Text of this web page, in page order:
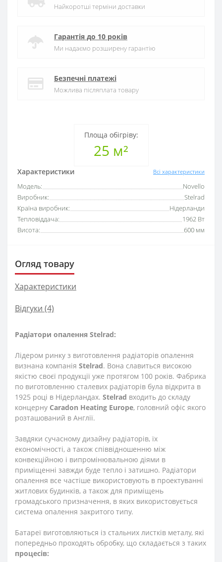
Площа обігріву:
25 м²
Характеристики Всі характеристики
Модель:
Novello
Виробник:
Stelrad
Країна виробник:
Нідерланди
Тепловіддача:
1962 Вт
Висота:
600 мм
Найкоротші терміни доставки
Гарантія до 10 років
Ми надаємо розширену гарантію
Безпечні платежі
Можлива післяплата товару
Огляд товару
Характеристики
Відгуки (4)
Радіатори опалення Stelrad:
Лідером ринку з виготовлення радіаторів опалення
визнана компанія Stelrad. Вона славиться високою
якістю своєї продукції уже протягом 100 років. Фабрика
по виготовленню сталевих радіаторів була відкрита в
1925 році в Нідерландах. Stelrad входить до складу
концерну Caradon Heating Europe, головний офіс якого
розташований в Англії.
Завдяки сучасному дизайну радіаторів, їх
економічності, а також співвідношенню між
конвекційною і випромінювальною діями в
приміщенні завжди буде тепло і затишно. Радіатори
опалення все частіше використовують в проектуванні
житлових будинків, а також для приміщень
громадського призначення, в яких використовується
система опалення закритого типу.
Батареї виготовляються із стальних листків металу, які
попередньо проходять обробку, що складається з таких
процесів: